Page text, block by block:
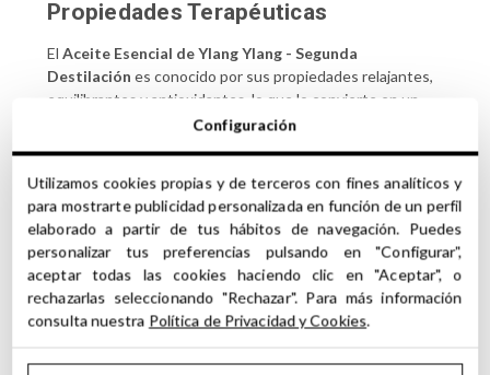
Propiedades Terapéuticas
El Aceite Esencial de Ylang Ylang - Segunda
Destilación es conocido por sus propiedades relajantes,
equilibrantes y antioxidantes, lo que lo convierte en un
aliado ideal para el cuidado del cuerpo y la mente.
Aplicaciones en Aromaterapia
En difusores para crear un ambiente armonioso y
reducir la ansiedad.
En masajes relajantes, combinado con aceites
portadores.
En baños aromáticos para calmar el cuerpo y la mente.
Recomendaciones de Uso
Configuración
Utilizamos cookies propias y de terceros con fines analíticos y
para mostrarte publicidad personalizada en función de un perfil
elaborado a partir de tus hábitos de navegación. Puedes
personalizar tus preferencias pulsando en "Configurar",
aceptar todas las cookies haciendo clic en "Aceptar", o
rechazarlas seleccionando "Rechazar". Para más información
consulta nuestra Política de Privacidad y Cookies.